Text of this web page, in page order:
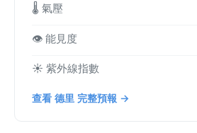
🌡️ 氣壓
👁️ 能見度
☀️ 紫外線指數
查看 德里 完整預報 →